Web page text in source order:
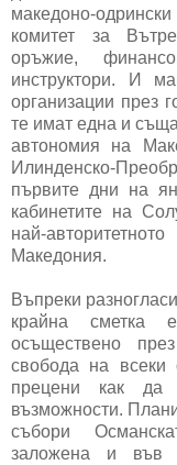
македоно-
комитет за
оръжие,
инструктори. И
организации през
те имат една и
автономия на
Илинденско-
първите дни на
кабинетите на
най-
Македония.
Въпреки
крайна сметка
осъществено
свобода на всеки
прецени как да
възможности.
събори
заложена и във